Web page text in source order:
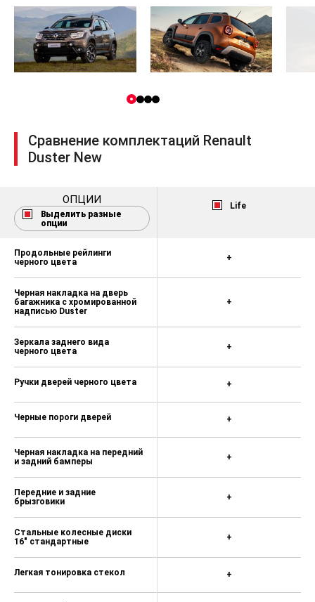
датчики парковки) — 15 000 ₽
Пакет «Передние сиденья»
(Регулировка сиденья водителя по
высоте; Боковые передние
подушки безопасности) — 12 000 ₽
Пепельница и прикуриватель — 2
Сравнение комплектаций Renault
Duster New
ОПЦИИ
Выделить разные
опции
Life
Продольные рейлинги
черного цвета
Черная накладка на дверь
багажника с хромированной
надписью Duster
Зеркала заднего вида
черного цвета
Ручки дверей черного цвета
Черные пороги дверей
Черная накладка на передний
и задний бамперы
Передние и задние
брызговики
Стальные колесные диски
16" стандартные
Легкая тонировка стекол
+
+
+
+
+
+
+
+
+